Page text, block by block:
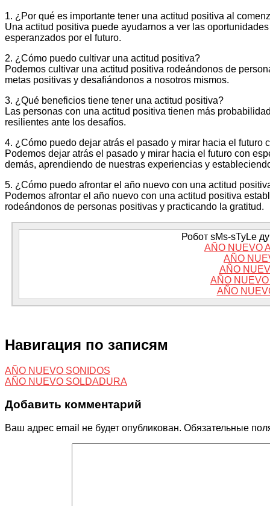
1. ¿Por qué es importante tener una actitud positiva al
Una actitud positiva puede ayudarnos a ver las
esperanzados por el futuro.
2. ¿Cómo puedo cultivar una actitud positiva?
Podemos cultivar una actitud positiva rodeándonos de
metas positivas y desafiándonos a nosotros mismos.
3. ¿Qué beneficios tiene tener una actitud positiva?
Las personas con una actitud positiva tienen más
resilientes ante los desafíos.
4. ¿Cómo puedo dejar atrás el pasado y mirar hacia el futuro
Podemos dejar atrás el pasado y mirar hacia el futuro con
demás, aprendiendo de nuestras experiencias y
5. ¿Cómo puedo afrontar el año nuevo con una actitud
Podemos afrontar el año nuevo con una actitud positiva
rodeándonos de personas positivas y practicando la gratitud.
Робот sMs-sTyLe
AÑO NUEVO
AÑO
AÑO
AÑO
AÑO
Навигация по записям
AÑO NUEVO SONIDOS
AÑO NUEVO SOLDADURA
Добавить комментарий
Ваш адрес email не будет опубликован. Обязательные